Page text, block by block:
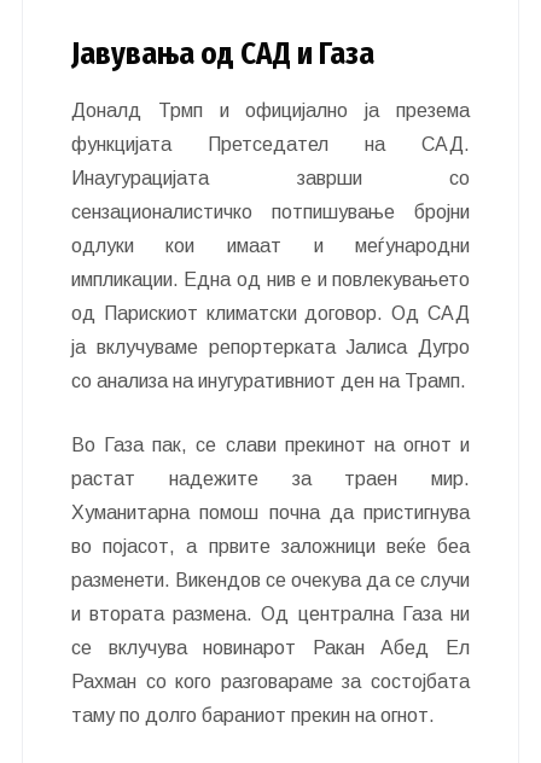
Јавувања од САД и Газа
Доналд Трмп и официјално ја презема
функцијата Претседател на САД.
Инаугурацијата заврши со
сензационалистичко потпишување бројни
одлуки кои имаат и меѓународни
импликации. Една од нив е и повлекувањето
од Парискиот климатски договор. Од САД
ја вклучуваме репортерката Јалиса Дугро
со анализа на инугуративниот ден на Трамп.
Во Газа пак, се слави прекинот на огнот и
растат надежите за траен мир.
Хуманитарна помош почна да пристигнува
во појасот, а првите заложници веќе беа
разменети. Викендов се очекува да се случи
и втората размена. Од централна Газа ни
се вклучува новинарот Ракан Абед Ел
Рахман со кого разговараме за состојбата
таму по долго бараниот прекин на огнот.